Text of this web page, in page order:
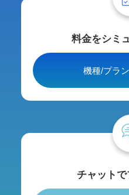
料金をシミ
機種/プラ
チャットで